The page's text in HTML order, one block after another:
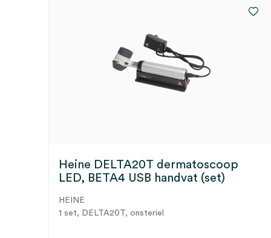
Heine DELTA20T dermatoscoop
LED, BETA4 USB handvat (set)
HEINE
1 set, DELTA20T, onsteriel